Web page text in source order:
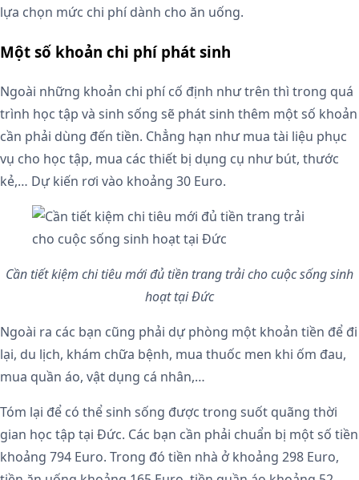
lựa chọn mức chi phí dành cho ăn uống.
Một số khoản chi phí phát sinh
Ngoài những khoản chi phí cố định như trên thì trong quá
trình học tập và sinh sống sẽ phát sinh thêm một số khoản
cần phải dùng đến tiền. Chẳng hạn như mua tài liệu phục
vụ cho học tập, mua các thiết bị dụng cụ như bút, thước
kẻ,… Dự kiến rơi vào khoảng 30 Euro.
Cần tiết kiệm chi tiêu mới đủ tiền trang trải cho cuộc sống sinh
hoạt tại Đức
Ngoài ra các bạn cũng phải dự phòng một khoản tiền để đi
lại, du lịch, khám chữa bệnh, mua thuốc men khi ốm đau,
mua quần áo, vật dụng cá nhân,…
Tóm lại để có thể sinh sống được trong suốt quãng thời
gian học tập tại Đức. Các bạn cần phải chuẩn bị một số tiền
khoảng 794 Euro. Trong đó tiền nhà ở khoảng 298 Euro,